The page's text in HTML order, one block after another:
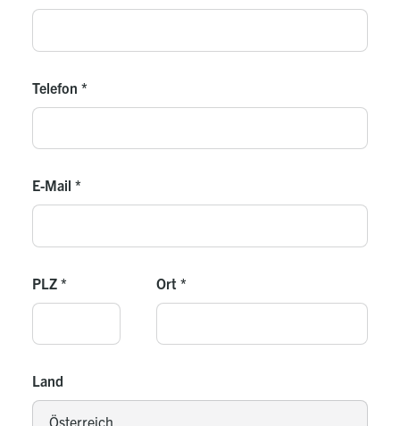
Telefon *
E-Mail *
PLZ * Ort *
Land